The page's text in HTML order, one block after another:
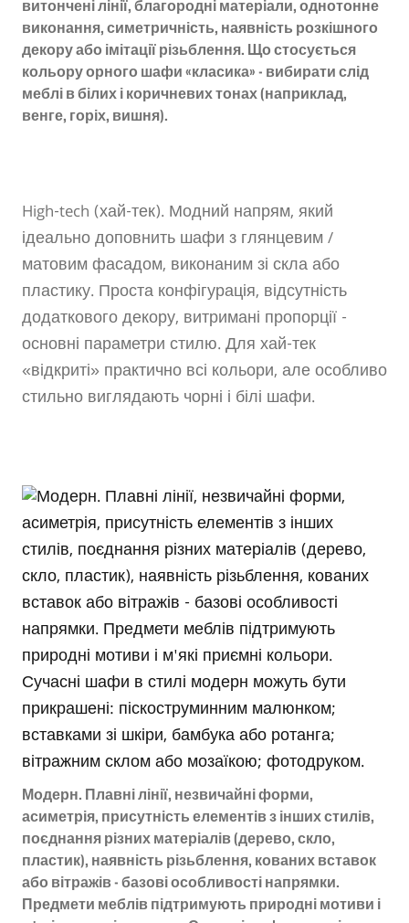
витончені лінії, благородні матеріали, однотонне
виконання, симетричність, наявність розкішного
декору або імітації різьблення. Що стосується
кольору орного шафи «класика» - вибирати слід
меблі в білих і коричневих тонах (наприклад,
венге, горіх, вишня).
High-tech (хай-тек). Модний напрям, який
ідеально доповнить шафи з глянцевим /
матовим фасадом, виконаним зі скла або
пластику. Проста конфігурація, відсутність
додаткового декору, витримані пропорції -
основні параметри стилю. Для хай-тек
«відкриті» практично всі кольори, але особливо
стильно виглядають чорні і білі шафи.
Модерн. Плавні лінії, незвичайні форми,
асиметрія, присутність елементів з інших стилів,
поєднання різних матеріалів (дерево, скло,
пластик), наявність різьблення, кованих вставок
або вітражів - базові особливості напрямки.
Предмети меблів підтримують природні мотиви і